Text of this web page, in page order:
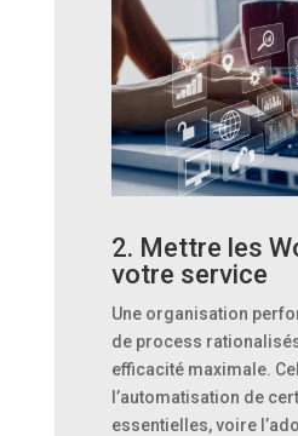
2. Mettre les
votre service
Une organisation
de process
efficacité maximale.
l’automatisation de
essentielles, voire